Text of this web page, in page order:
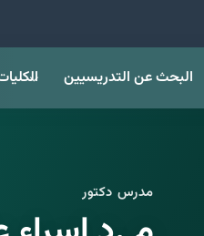
البحث عن التدريسيين
مدرس دكتور